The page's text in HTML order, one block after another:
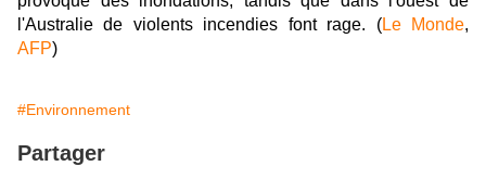
l'Australie de violents incendies font rage. (Le Monde,
AFP)
#Environnement
Partager